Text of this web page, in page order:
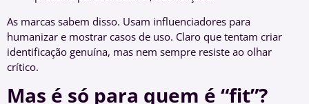
As marcas sabem disso. Usam influenciadores para
humanizar e mostrar casos de uso. Claro que tentam criar
identificação genuína, mas nem sempre resiste ao olhar
crítico.
Mas é só para quem é “fit”?